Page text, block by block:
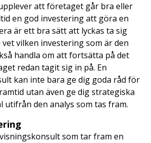
att företaget går bra eller
en god investering att göra en
är ett bra sätt att lyckas ta sig
vilken investering som är den
handla om att fortsätta på det
redan tagit sig in på. En
kan inte bara ge dig goda råd för
utan även ge dig strategiska
utifrån den analys som tas fram.
som tar fram en